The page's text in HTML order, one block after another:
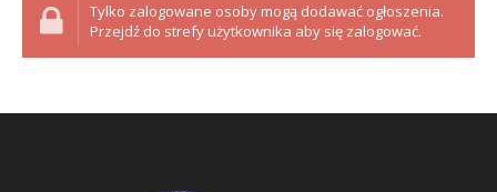
Tylko zalogowane osoby mogą dodawać ogłoszenia.
Przejdź do strefy użytkownika aby się zalogować.